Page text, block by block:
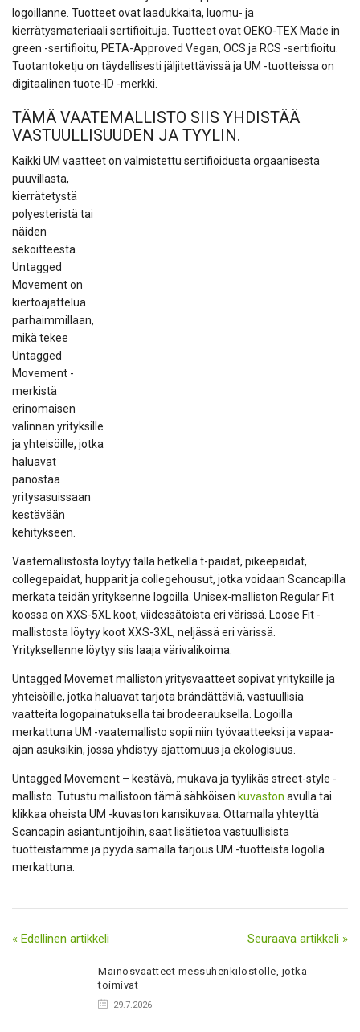
logoillanne. Tuotteet ovat laadukkaita, luomu- ja
kierrätysmateriaali sertifioituja. Tuotteet ovat OEKO-TEX Made in
green -sertifioitu, PETA-Approved Vegan, OCS ja RCS -sertifioitu.
Tuotantoketju on täydellisesti jäljitettävissä ja UM -tuotteissa on
digitaalinen tuote-ID -merkki.
TÄMÄ VAATEMALLISTO SIIS YHDISTÄÄ
VASTUULLISUUDEN JA TYYLIN.
Kaikki UM vaatteet on valmistettu sertifioidusta orgaanisesta
puuvillasta,
kierrätetystä
polyesteristä tai
näiden
sekoitteesta.
Untagged
Movement on
kiertoajattelua
parhaimmillaan,
mikä tekee
Untagged
Movement -
merkistä
erinomaisen
valinnan yrityksille
ja yhteisöille, jotka
haluavat
panostaa
yritysasuissaan
kestävään
kehitykseen.
Vaatemallistosta löytyy tällä hetkellä t-paidat, pikeepaidat,
collegepaidat, hupparit ja collegehousut, jotka voidaan Scancapilla
merkata teidän yrityksenne logoilla. Unisex-malliston Regular Fit
koossa on XXS-5XL koot, viidessätoista eri värissä. Loose Fit -
mallistosta löytyy koot XXS-3XL, neljässä eri värissä.
Yrityksellenne löytyy siis laaja värivalikoima.
Untagged Movemet malliston yritysvaatteet sopivat yrityksille ja
yhteisöille, jotka haluavat tarjota brändättäviä, vastuullisia
vaatteita logopainatuksella tai brodeerauksella. Logoilla
merkattuna UM -vaatemallisto sopii niin työvaatteeksi ja vapaa-
ajan asuksikin, jossa yhdistyy ajattomuus ja ekologisuus.
Untagged Movement – kestävä, mukava ja tyylikäs street-style -
mallisto. Tutustu mallistoon tämä sähköisen kuvaston avulla tai
klikkaa oheista UM -kuvaston kansikuvaa. Ottamalla yhteyttä
Scancapin asiantuntijoihin, saat lisätietoa vastuullisista
tuotteistamme ja pyydä samalla tarjous UM -tuotteista logolla
merkattuna.
« Edellinen artikkeli Seuraava artikkeli »
Mainosvaatteet messuhenkilöstölle, jotka
toimivat
29.7.2026